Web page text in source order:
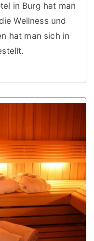
in Burg hat man
Wellness und
hat man sich in